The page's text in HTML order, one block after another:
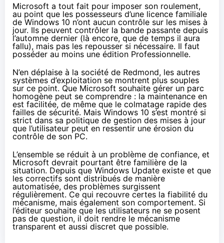
Microsoft a tout fait pour imposer son roulement,
au point que les possesseurs d’une licence familiale
de Windows 10 n’ont aucun contrôle sur les mises à
jour. Ils peuvent contrôler la bande passante depuis
l’automne dernier (là encore, que de temps il aura
fallu), mais pas les repousser si nécessaire. Il faut
posséder au moins une édition Professionnelle.
N’en déplaise à la société de Redmond, les autres
systèmes d’exploitation se montrent plus souples
sur ce point. Que Microsoft souhaite gérer un parc
homogène peut se comprendre : la maintenance en
est facilitée, de même que le colmatage rapide des
failles de sécurité. MaisWindows 10 s’est montré si
strict dans sa politique de gestion des mises à jour
que l’utilisateur peut en ressentir une érosion du
contrôle de son PC.
L’ensemble se réduit à un problème de confiance, et
Microsoft devrait pourtant être familière de la
situation. Depuis que Windows Update existe et que
les correctifs sont distribués de manière
automatisée, des problèmes surgissent
régulièrement. Ce qui recouvre certes la fiabilité du
mécanisme, mais également son comportement. Si
l’éditeur souhaite que les utilisateurs ne se posent
pas de question, il doit rendre le mécanisme
transparent et aussi discret que possible.